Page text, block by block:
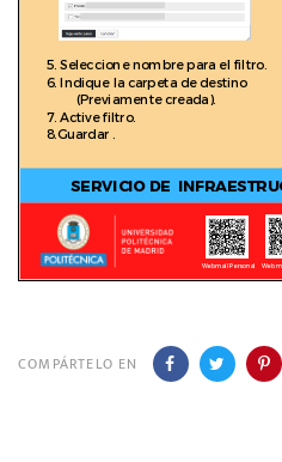
COMPÁRTELO EN